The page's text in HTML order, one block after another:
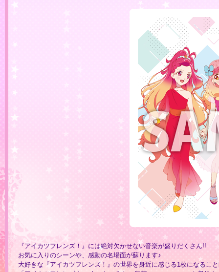
『アイカツフレンズ！』には絶対欠かせない音楽が盛りだくさん!!
お気に入りのシーンや、感動の名場面が蘇ります♪
大好きな『アイカツフレンズ！』の世界を身近に感じる1枚になるこ